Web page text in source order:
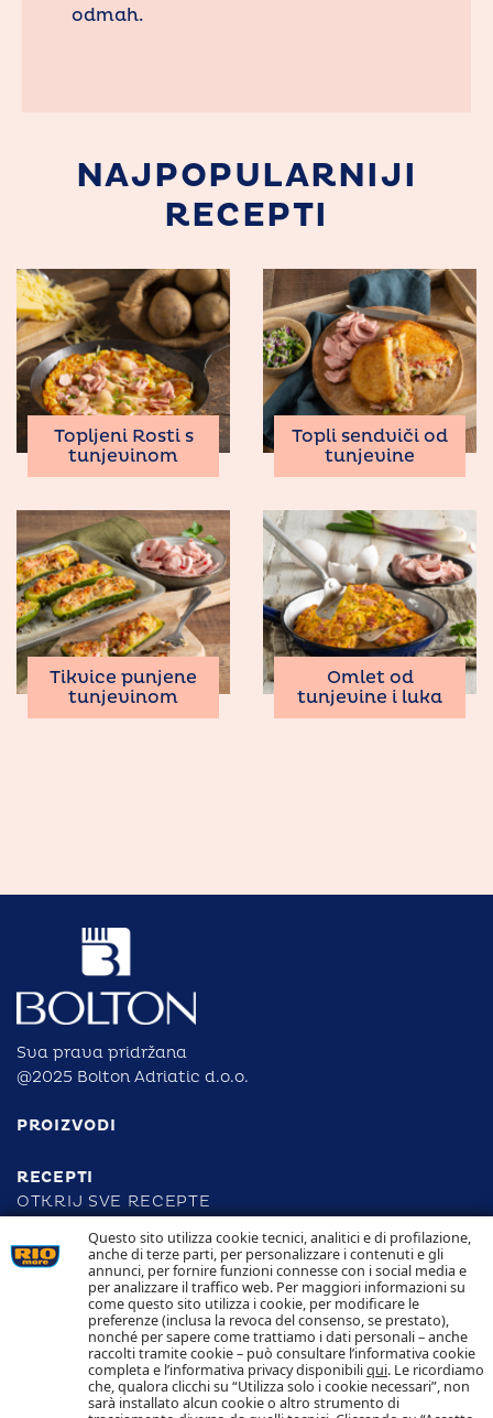
Questo sito utilizza cookie tecnici, analitici e di profilazione,
anche di terze parti, per personalizzare i contenuti e gli
annunci, per fornire funzioni connesse con i social media e
per analizzare il traffico web. Per maggiori informazioni su
come questo sito utilizza i cookie, per modificare le
preferenze (inclusa la revoca del consenso, se prestato),
nonché per sapere come trattiamo i dati personali – anche
raccolti tramite cookie – può consultare l’informativa cookie
completa e l’informativa privacy disponibiliqui. Le ricordiamo
che, qualora clicchi su “Utilizza solo i cookie necessari”, non
sarà installato alcun cookie o altro strumento di
odmah.
NAJPOPULARNIJI
RECEPTI
Topljeni Rosti s
tunjevinom
Topli sendviči od
tunjevine
Tikvice punjene
tunjevinom
Omlet od
tunjevine i luka
Sva prava pridržana
@2025 Bolton Adriatic d.o.o.
PROIZVODI
RECEPTI
OTKRIJ SVE RECEPTE
ODGOVORNOST
SLJEDIVOST
KONTAKTIRAJTE NAS
POLITIKA KOLAČIĆA POLITIKA PRIVATNOSTI
Pratite nas